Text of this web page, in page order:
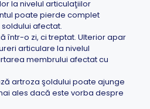
la nivelul articulaţiilor
poate pierde complet
afectat.
într-o zi, ci treptat. Ulterior apar
articulare la nivelul
membrului afectat cu
artroza şoldului poate ajunge
ales dacă este vorba despre